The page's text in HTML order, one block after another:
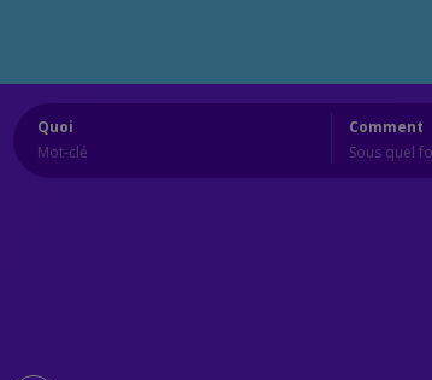
Quoi Comment